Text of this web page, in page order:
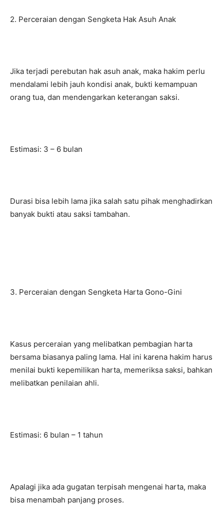
2. Perceraian dengan Sengketa Hak Asuh Anak
Jika terjadi perebutan hak asuh anak, maka hakim perlu
mendalami lebih jauh kondisi anak, bukti kemampuan
orang tua, dan mendengarkan keterangan saksi.
Estimasi: 3 – 6 bulan
Durasi bisa lebih lama jika salah satu pihak menghadirkan
banyak bukti atau saksi tambahan.
3. Perceraian dengan Sengketa Harta Gono-Gini
Kasus perceraian yang melibatkan pembagian harta
bersama biasanya paling lama. Hal ini karena hakim harus
menilai bukti kepemilikan harta, memeriksa saksi, bahkan
melibatkan penilaian ahli.
Estimasi: 6 bulan – 1 tahun
Apalagi jika ada gugatan terpisah mengenai harta, maka
bisa menambah panjang proses.